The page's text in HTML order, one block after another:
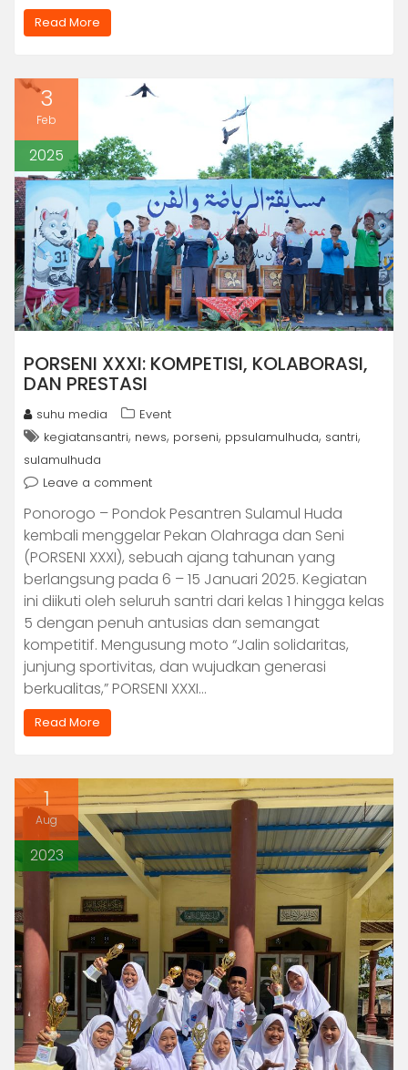
Read More
3
Feb
2025
PORSENI XXXI: KOMPETISI, KOLABORASI,
DAN PRESTASI
suhu media
Event
kegiatansantri, news, porseni, ppsulamulhuda, santri,
sulamulhuda
Leave a comment
Ponorogo – Pondok Pesantren Sulamul Huda
kembali menggelar Pekan Olahraga dan Seni
(PORSENI XXXI), sebuah ajang tahunan yang
berlangsung pada 6 – 15 Januari 2025. Kegiatan
ini diikuti oleh seluruh santri dari kelas 1 hingga kelas
5 dengan penuh antusias dan semangat
kompetitif. Mengusung moto “Jalin solidaritas,
junjung sportivitas, dan wujudkan generasi
berkualitas,” PORSENI XXXI…
Read More
1
Aug
2023